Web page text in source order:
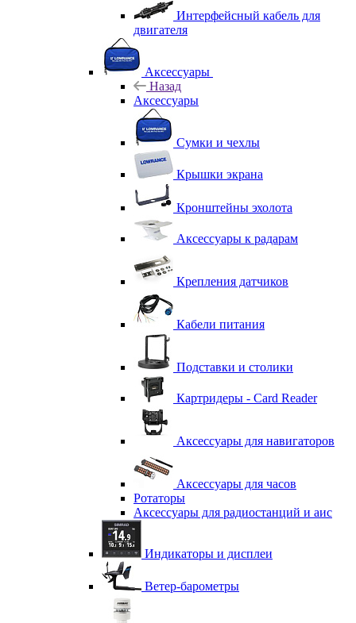
Интерфейсный кабель для
двигателя
Аксессуары
Назад
Аксессуары
Сумки и чехлы
Крышки экрана
Кронштейны эхолота
Аксессуары к радарам
Крепления датчиков
Кабели питания
Подставки и столики
Картридеры - Card Reader
Аксессуары для навигаторов
Аксессуары для часов
Ротаторы
Аксессуары для радиостанций и аис
Индикаторы и дисплеи
Ветер-барометры